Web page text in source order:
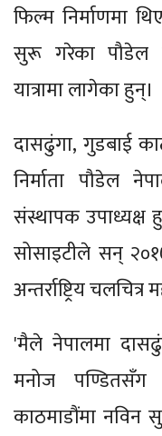
फिल्म निर्माणमा
सुरू गरेका पौडेल
यात्रामा लागेका हुन्।
दासढुंगा, गुडबाई
निर्माता पौडेल
संस्थापक उपाध्यक्ष
सोसाइटीले सन्
अन्तर्राष्ट्रिय
'मैले नेपालमा
मनोज
काठमाडौंमा